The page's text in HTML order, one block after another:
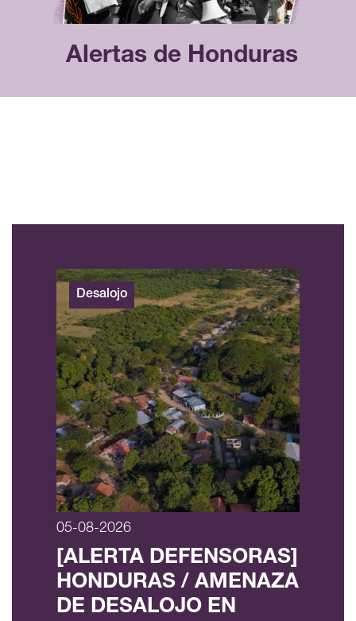
Alertas de Honduras
Desalojo
05-08-2026
[ALERTA DEFENSORAS]
HONDURAS / AMENAZA
DE DESALOJO EN